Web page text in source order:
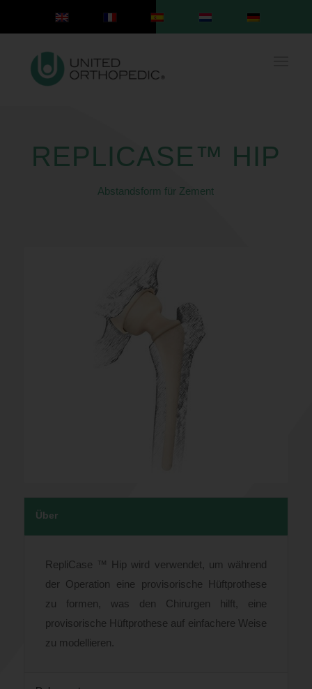
REPLICASE™ HIP
Abstandsform für Zement
Über
RepliCase ™ Hip wird verwendet, um während
der Operation eine provisorische Hüftprothese
zu formen, was den Chirurgen hilft, eine
provisorische Hüftprothese auf einfachere Weise
zu modellieren.